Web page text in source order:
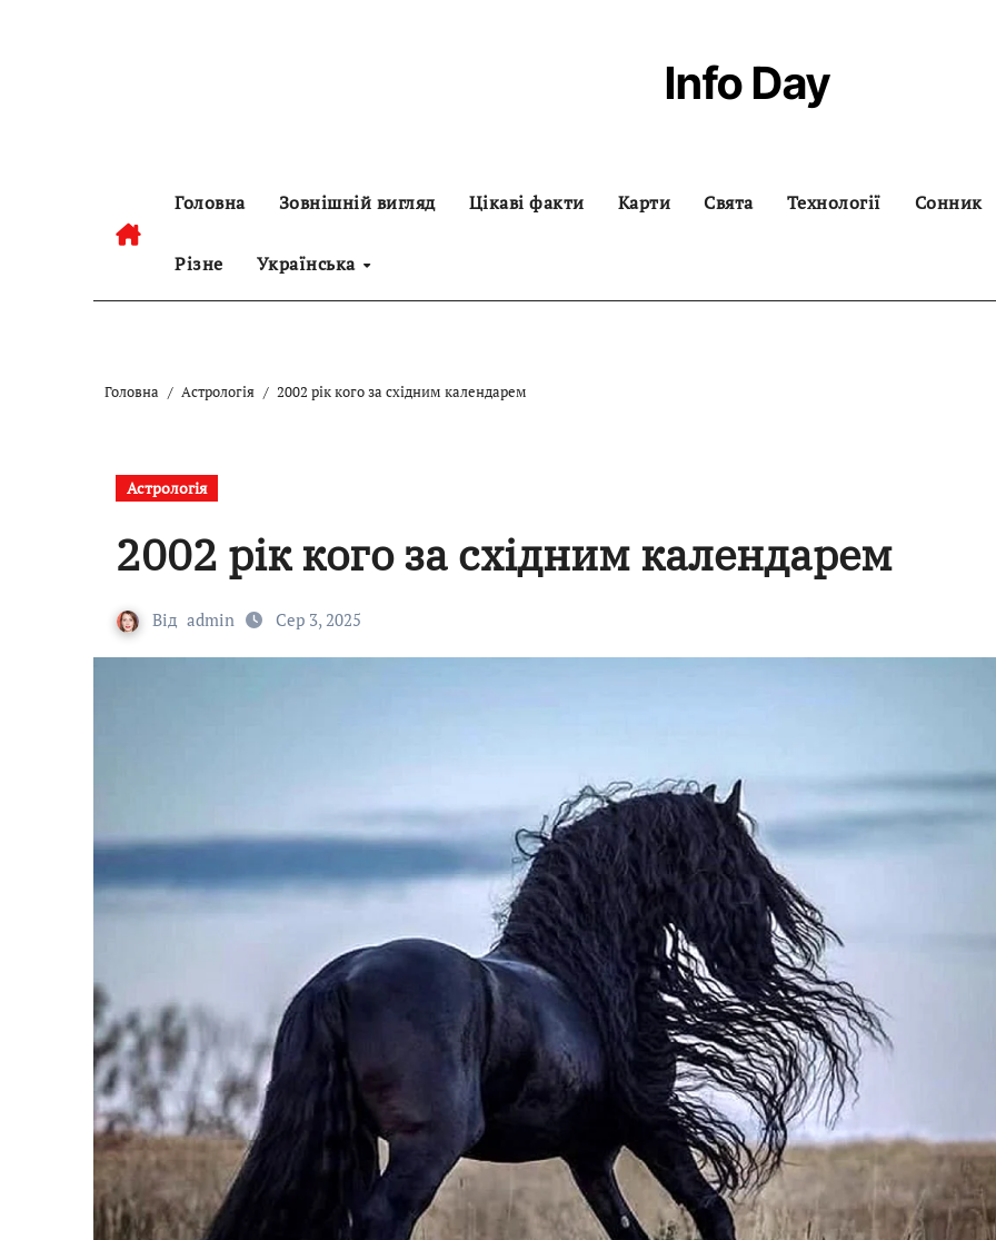
Info Day
Головна Зовнішній вигляд Цікаві факти Карти Свята Технології Сонник
Різне Українська
Головна Астрологія 2002 рік кого за східним календарем
Астрологія
2002 рік кого за східним календарем
Від admin Сер 3, 2025